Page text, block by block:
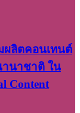
ผลิตคอนเทนต์
านาชาติ ใน
Content